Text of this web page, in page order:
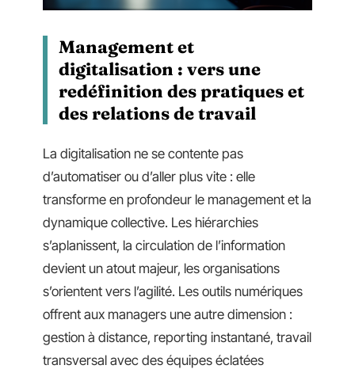
Management et
digitalisation : vers une
redéfinition des pratiques et
des relations de travail
La digitalisation ne se contente pas
d’automatiser ou d’aller plus vite : elle
transforme en profondeur le management et la
dynamique collective. Les hiérarchies
s’aplanissent, la circulation de l’information
devient un atout majeur, les organisations
s’orientent vers l’agilité. Les outils numériques
offrent aux managers une autre dimension :
gestion à distance, reporting instantané, travail
transversal avec des équipes éclatées